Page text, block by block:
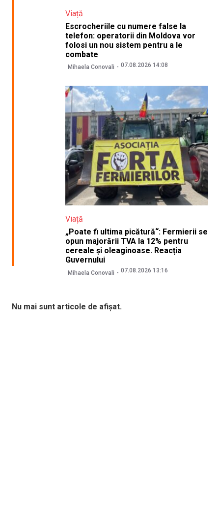
Viață
Escrocheriile cu numere false la
telefon: operatorii din Moldova vor
folosi un nou sistem pentru a le
combate
Mihaela Conovali 07.08.2026 14:08
Viață
„Poate fi ultima picătură“: Fermierii se
opun majorării TVA la 12% pentru
cereale și oleaginoase. Reacția
Guvernului
Mihaela Conovali 07.08.2026 13:16
Nu mai sunt articole de afișat.